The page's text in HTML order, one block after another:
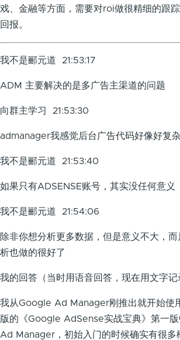
戏、金融等方面，需要对roi做很精细的跟
回报。
我不是郦元道 21:53:17
ADM 主要解决的是多广告主渠道的问题
向群主学习 21:53:30
admanager我感觉后台广告代码好像好复
我不是郦元道 21:53:40
如果只有ADSENSE账号，其实没任何意义
我不是郦元道 21:54:06
除非你想分析更多数据，但是意义不大，
析也做的很好了
我的回答（当时用语音回答，现在用文字记
我从Google Ad Manager刚推出就开始使
版的《Google AdSense实战宝典》第一
Ad Manager，初始入门的时候确实有很多